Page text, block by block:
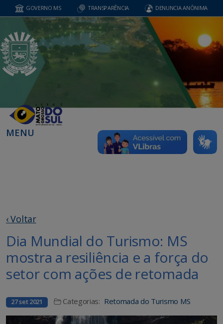
GOVERNO MS TRANSPARÊNCIA DENUNCIA ANÔNIMA
MENU
‹ Voltar
Dia Mundial do Turismo: MS
mostra a resiliência e a força do
setor com ações de retomada
27 set 2021 Categorias: Retomada do Turismo MS